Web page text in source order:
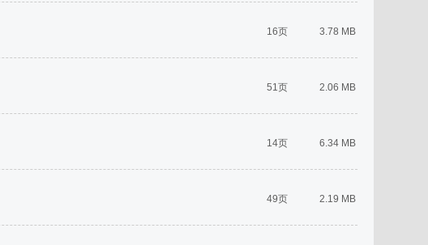
3.78 MB
16页
2.06 MB
51页
6.34 MB
14页
2.19 MB
49页